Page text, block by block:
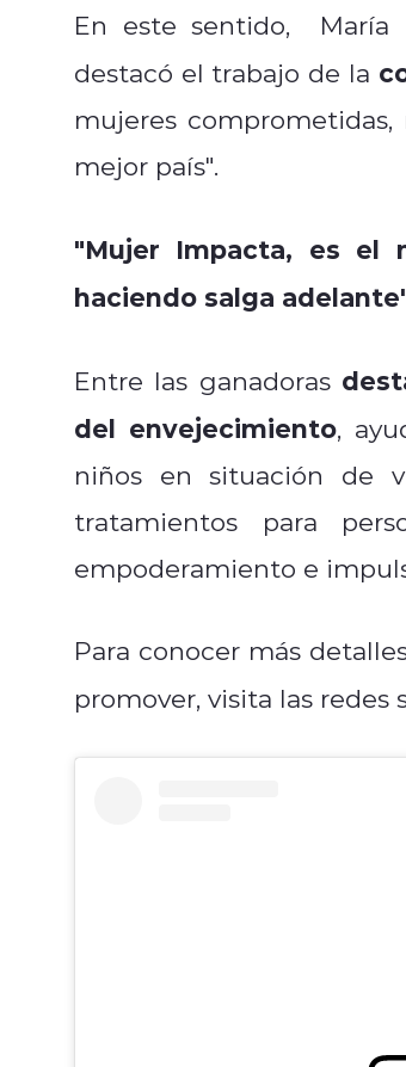
En este sentido, María
destacó el trabajo de la
mujeres
mejor país".
"Mujer Impacta, es el
haciendo salga
Entre las ganadoras
del envejecimiento,
niños en situación de
tratamientos para
empoderamiento e
Para conocer más
promover, visita las redes